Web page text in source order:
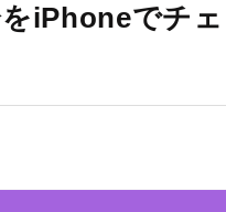
iPhoneでチェ